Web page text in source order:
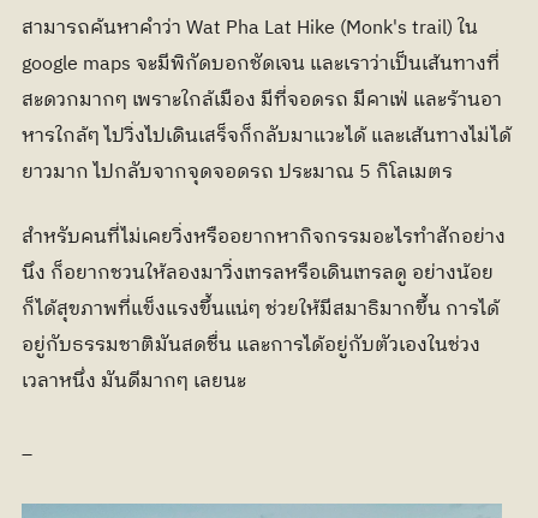
สามารถค้นหาคำว่า Wat Pha Lat Hike (Monk's trail) ใน
google maps จะมีพิกัดบอกชัดเจน และเราว่าเป็นเส้นทางที่
สะดวกมากๆ เพราะใกล้เมือง มีที่จอดรถ มีคาเฟ่ และร้านอา
หารใกล้ๆ ไปวิ่งไปเดินเสร็จก็กลับมาแวะได้ และเส้นทางไม่ได้
ยาวมาก ไปกลับจากจุดจอดรถ ประมาณ 5 กิโลเมตร
สำหรับคนที่ไม่เคยวิ่งหรืออยากหากิจกรรมอะไรทำสักอย่าง
นึง ก็อยากชวนให้ลองมาวิ่งเทรลหรือเดินเทรลดู อย่างน้อย
ก็ได้สุขภาพที่แข็งแรงขึ้นแน่ๆ ช่วยให้มีสมาธิมากขึ้น การได้
อยู่กับธรรมชาติมันสดชื่น และการได้อยู่กับตัวเองในช่วง
เวลาหนึ่ง มันดีมากๆ เลยนะ
_